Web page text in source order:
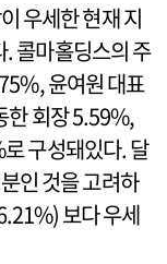
우세한 현재 지
. 콜마홀딩스의 주
윤여원 대표
한 회장 5.59%,
구성돼있다. 달
인 것을 고려하
보다 우세